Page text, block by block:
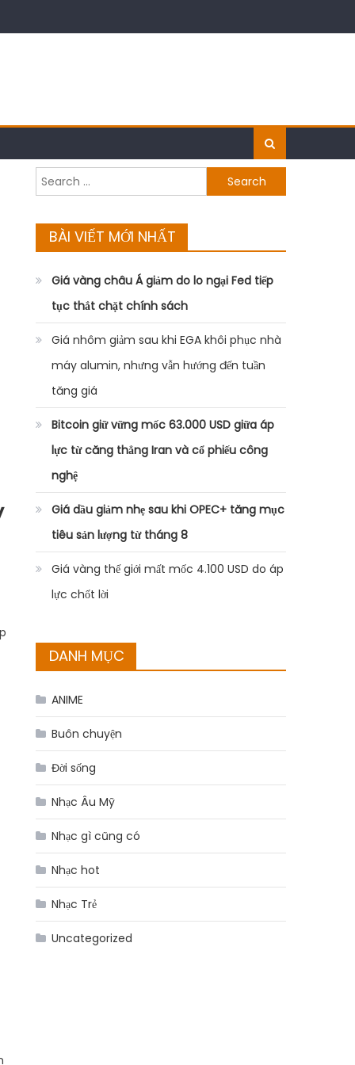
Search
for:
BÀI VIẾT MỚI NHẤT
Giá vàng châu Á giảm do lo ngại Fed tiếp
tục thắt chặt chính sách
Giá nhôm giảm sau khi EGA khôi phục nhà
máy alumin, nhưng vẫn hướng đến tuần
tăng giá
Bitcoin giữ vững mốc 63.000 USD giữa áp
lực từ căng thẳng Iran và cổ phiếu công
nghệ
Giá dầu giảm nhẹ sau khi OPEC+ tăng mục
tiêu sản lượng từ tháng 8
Giá vàng thế giới mất mốc 4.100 USD do áp
lực chốt lời
DANH MỤC
ANIME
Buôn chuyện
Đời sống
Nhạc Âu Mỹ
Nhạc gì cũng có
Nhạc hot
Nhạc Trẻ
Uncategorized